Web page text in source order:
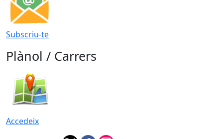
Subscriu-te
Plànol / Carrers
Accedeix